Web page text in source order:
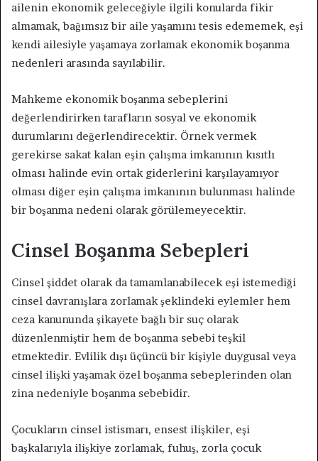
ailenin ekonomik geleceğiyle ilgili konularda fikir
almamak, bağımsız bir aile yaşamını tesis edememek, eşi
kendi ailesiyle yaşamaya zorlamak ekonomik boşanma
nedenleri arasında sayılabilir.
Mahkeme ekonomik boşanma sebeplerini
değerlendirirken tarafların sosyal ve ekonomik
durumlarını değerlendirecektir. Örnek vermek
gerekirse sakat kalan eşin çalışma imkanının kısıtlı
olması halinde evin ortak giderlerini karşılayamıyor
olması diğer eşin çalışma imkanının bulunması halinde
bir boşanma nedeni olarak görülemeyecektir.
Cinsel Boşanma Sebepleri
Cinsel şiddet olarak da tamamlanabilecek eşi istemediği
cinsel davranışlara zorlamak şeklindeki eylemler hem
ceza kanununda şikayete bağlı bir suç olarak
düzenlenmiştir hem de boşanma sebebi teşkil
etmektedir. Evlilik dışı üçüncü bir kişiyle duygusal veya
cinsel ilişki yaşamak özel boşanma sebeplerinden olan
zina nedeniyle boşanma sebebidir.
Çocukların cinsel istismarı, ensest ilişkiler, eşi
başkalarıyla ilişkiye zorlamak, fuhuş, zorla çocuk